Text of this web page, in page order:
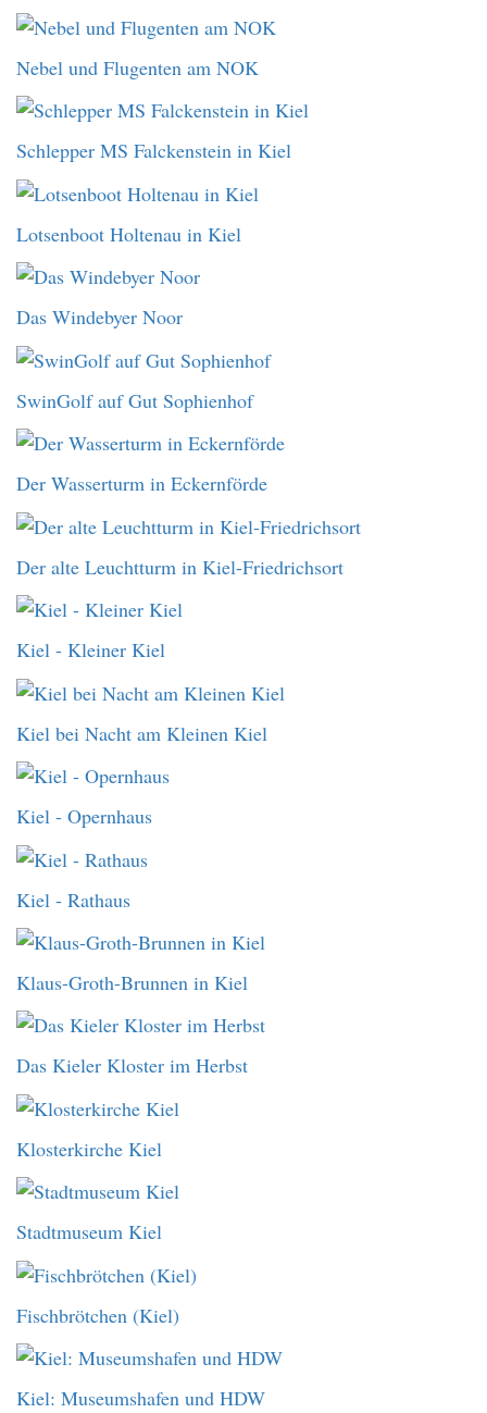
Nebel und Flugenten am NOK
Schlepper MS Falckenstein in Kiel
Lotsenboot Holtenau in Kiel
Das Windebyer Noor
SwinGolf auf Gut Sophienhof
Der Wasserturm in Eckernförde
Der alte Leuchtturm in Kiel-Friedrichsort
Kiel - Kleiner Kiel
Kiel bei Nacht am Kleinen Kiel
Kiel - Opernhaus
Kiel - Rathaus
Klaus-Groth-Brunnen in Kiel
Das Kieler Kloster im Herbst
Klosterkirche Kiel
Stadtmuseum Kiel
Fischbrötchen (Kiel)
Kiel: Museumshafen und HDW